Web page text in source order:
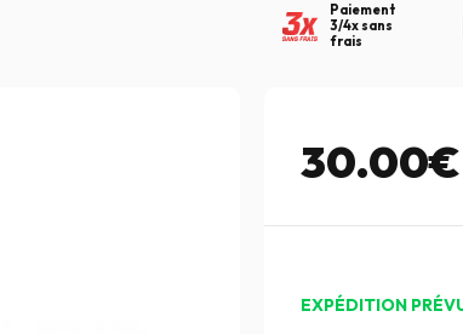
Paiement
3/4x sans
frais
30.00€
EXPÉDITION